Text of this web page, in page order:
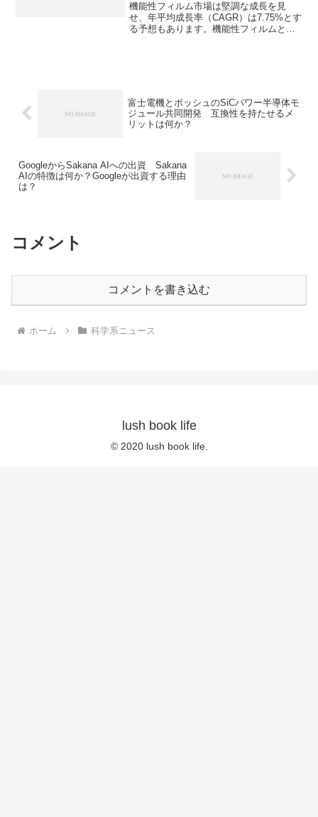
機能性フィルム市場は堅調な成長を見
せ、年平均成長率（CAGR）は7.75%とす
る予想もあります。機能性フィルムとは
ができます。
富士電機とボッシュのSiCパワー半導体モ
ジュール共同開発 互換性を持たせるメ
リットは何か？
GoogleからSakana AIへの出資 Sakana
AIの特徴は何か？Googleが出資する理由
は？
コメント
コメントを書き込む
ホーム 科学系ニュース
lush book life
© 2020 lush book life.